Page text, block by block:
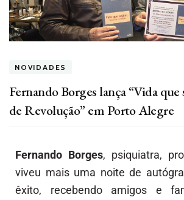
NOVIDADES
Fernando Borges lança “Vida
de Revolução” em Porto Alegre
Fernando Borges, psiquiatra,
viveu mais uma noite de
êxito, recebendo amigos e